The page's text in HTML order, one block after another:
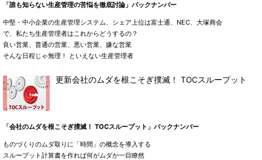
「誰も知らない生産管理の苦悩を徹底討論」バックナンバー
中堅・中小企業の生産管理システム、シェア上位は富士通、NEC、大塚商会
で、私たち生産管理者はこれからどうするの？
良い営業、普通の営業、悪い営業、嫌な営業
そんな日程じゃ無理！ といえない生産管理者
更新会社のムダを根こそぎ撲滅！ TOCスループット
「会社のムダを根こそぎ撲滅！ TOCスループット」バックナンバー
ものづくりのムダ取りに「時間」の概念を導入する
スループット計算書を作れば何がムダか一目瞭然